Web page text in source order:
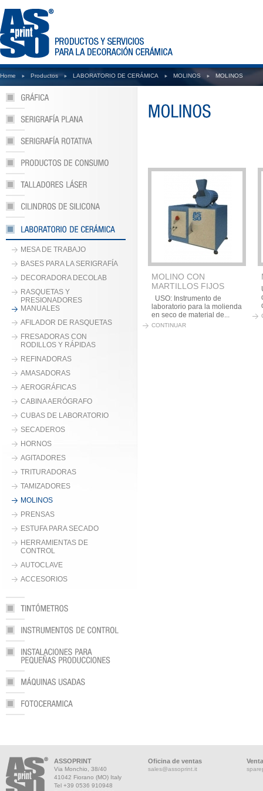
Home Productos LABORATORIO DE CERÁMICA MOLINOS MOLINOS
MESA DE TRABAJO
BASES PARA LA SERIGRAFÍA
DECORADORA DECOLAB
RASQUETAS Y
PRESIONADORES
MANUALES
AFILADOR DE RASQUETAS
FRESADORAS CON
RODILLOS Y RÁPIDAS
REFINADORAS
AMASADORAS
AEROGRÁFICAS
CABINA AERÓGRAFO
CUBAS DE LABORATORIO
SECADEROS
HORNOS
AGITADORES
TRITURADORAS
TAMIZADORES
MOLINOS
PRENSAS
ESTUFA PARA SECADO
HERRAMIENTAS DE
CONTROL
AUTOCLAVE
ACCESORIOS
MOLINO CON
MARTILLOS FIJOS
USO: Instrumento de
laboratorio para la molienda
en seco de material de...
CONTINUAR
ASSOPRINT
Via Monchio, 38/40
41042 Fiorano (MO) Italy
Tel +39 0536 910948
Oficina de ventas
sales@assoprint.it